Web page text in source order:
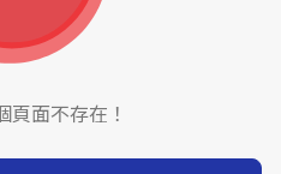
頁面不存在！